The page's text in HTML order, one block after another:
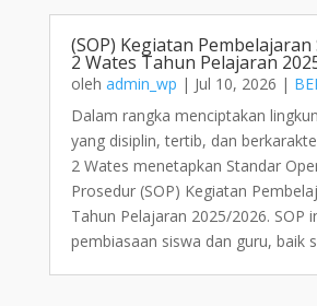
(SOP) Kegiatan
2 Wates Tahun Pelajaran
oleh admin_wp | Jul 10, 2026 |
Dalam rangka menciptakan
yang disiplin, tertib, dan
2 Wates menetapkan Standar
Prosedur (SOP) Kegiatan
Tahun Pelajaran 2025/2026. SOP
pembiasaan siswa dan guru, baik